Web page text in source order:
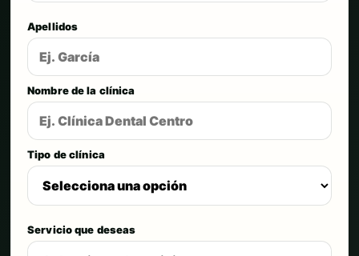
Apellidos
Nombre de la clínica
Tipo de clínica
Servicio que deseas